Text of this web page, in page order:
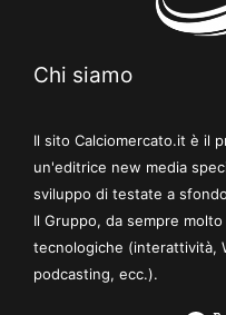
Chi siamo
Il sito Calciomercato.it è il
un'editrice new media
sviluppo di testate a
Il Gruppo, da sempre
tecnologiche (interattività,
podcasting, ecc.).